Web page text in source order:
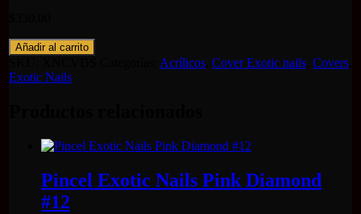
Cover
Exotic
nails
Añadir al carrito
Acrílicos Cover Exotic nails Covers
Exotic Nails
Pincel Exotic Nails Pink Diamond
#12